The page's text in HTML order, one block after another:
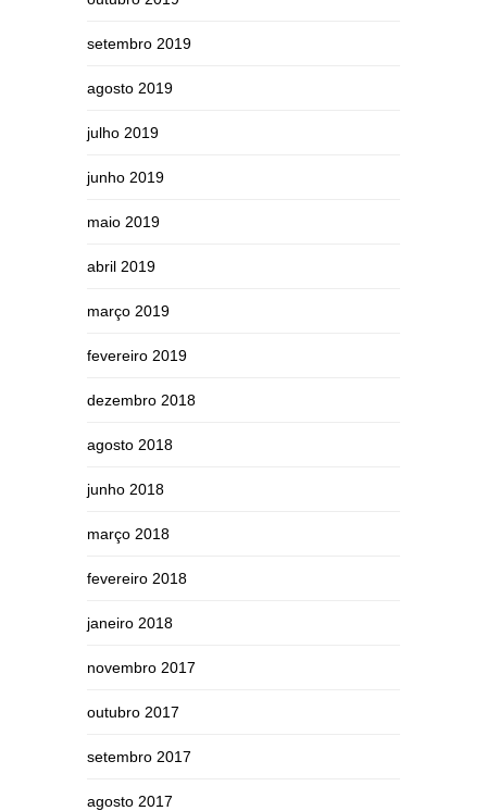
setembro 2019
agosto 2019
julho 2019
junho 2019
maio 2019
abril 2019
março 2019
fevereiro 2019
dezembro 2018
agosto 2018
junho 2018
março 2018
fevereiro 2018
janeiro 2018
novembro 2017
outubro 2017
setembro 2017
agosto 2017